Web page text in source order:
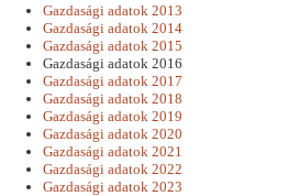
Gazdasági adatok 2013
Gazdasági adatok 2014
Gazdasági adatok 2015
Gazdasági adatok 2016
Gazdasági adatok 2017
Gazdasági adatok 2018
Gazdasági adatok 2019
Gazdasági adatok 2020
Gazdasági adatok 2021
Gazdasági adatok 2022
Gazdasági adatok 2023